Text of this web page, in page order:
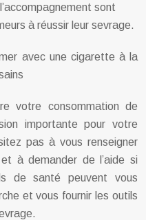
sont
à réussir leur sevrage.
votre consommation de
importante pour votre
pas à vous renseigner
à demander de l’aide si
de santé peuvent vous
et vous fournir les outils